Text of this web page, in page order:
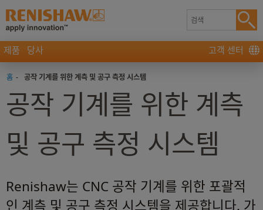
제품 당사 고객 센터
홈 - 공작 기계를 위한 계측 및 공구 측정 시스템
공작 기계를 위한 계측
및 공구 측정 시스템
Renishaw는 CNC 공작 기계를 위한 포괄적
인 계측 및 공구 측정 시스템을 제공합니다. 가